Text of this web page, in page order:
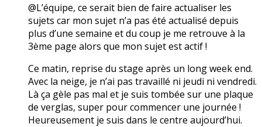
@L’équipe, ce serait bien de faire actualiser les
sujets car mon sujet n’a pas été actualisé depuis
plus d’une semaine et du coup je me retrouve à la
3ème page alors que mon sujet est actif !
Ce matin, reprise du stage après un long week end.
Avec la neige, je n’ai pas travaillé ni jeudi ni vendredi.
Là ça gèle pas mal et je suis tombée sur une plaque
de verglas, super pour commencer une journée !
Heureusement je suis dans le centre aujourd’hui.